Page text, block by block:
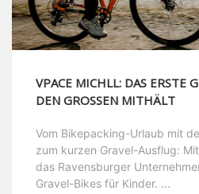
VPACE MICHLL: DAS ERSTE
DEN GROSSEN MITHÄLT
Vom Bikepacking-Urlaub mit
zum kurzen Gravel-Ausflug:
das Ravensburger
Gravel-Bikes für Kinder. ...